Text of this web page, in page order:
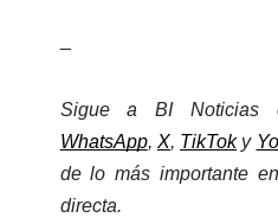
Sigue a BI
WhatsApp, X, TikTok y
de lo más importante
directa.